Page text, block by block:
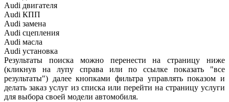
Audi двигателя
Audi КПП
Audi замена
Audi сцепления
Audi масла
Audi установка
Результаты поиска можно перенести на страницу ниже
(кликнув на лупу справа или по ссылке показать "все
результаты") далее кнопками фильтра управлять показом и
делать заказ услуг из списка или перейти на страницу услуги
для выбора своей модели автомобиля.